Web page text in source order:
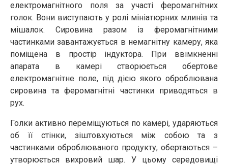
електромагнітного поля за участі феромагнітних
голок. Вони виступають у ролі мініатюрних млинів та
мішалок. Сировина разом із феромагнітними
частинками завантажується в немагнітну камеру, яка
поміщена в простір індуктора. При ввімкненні
апарата в камері створюється обертове
електромагнітне поле, під дією якого оброблювана
сировина та феромагнітні частинки приводяться в
рух.
Голки активно переміщуються по камері, ударяються
об її стінки, зіштовхуються між собою та з
частинками оброблюваного продукту, обертаються –
утворюється вихровий шар. У цьому середовищі